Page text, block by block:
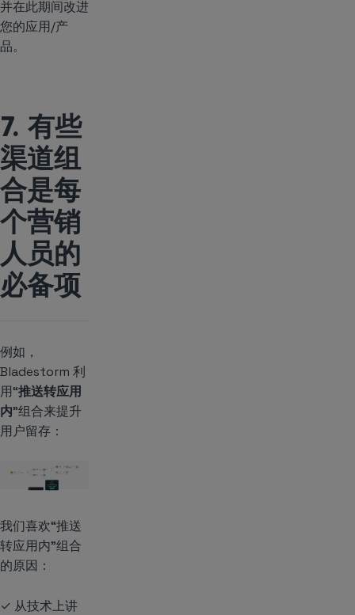
并在此期间改进
您的应用/产
品。
7. 有些
渠道组
合是每
个营销
人员的
必备项
例如，
Bladestorm 利
用“推送转应用
内”组合来提升
用户留存：
我们喜欢“推送
转应用内”组合
的原因：
✓ 从技术上讲